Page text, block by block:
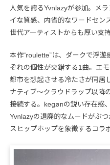
人気を誇るYvnlazyが参加。メ
イな質感、内省的なワードセン
世代アーティストからも厚い支
本作“roulette”は、ダークで浮
ぞれの個性が交錯する1曲。エ
都市を想起させる冷たさが同居
ナティブ〜クラウドラップ以降
接続する。kegønの鋭い存在感
Yvnlazyの退廃的なムードがぶ
スヒップホップを象徴するコラ